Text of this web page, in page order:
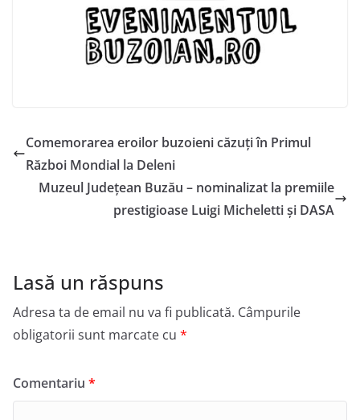
Comemorarea eroilor buzoieni căzuți în Primul
Război Mondial la Deleni
Muzeul Județean Buzău – nominalizat la premiile
prestigioase Luigi Micheletti și DASA
Lasă un răspuns
Adresa ta de email nu va fi publicată. Câmpurile
obligatorii sunt marcate cu *
Comentariu *